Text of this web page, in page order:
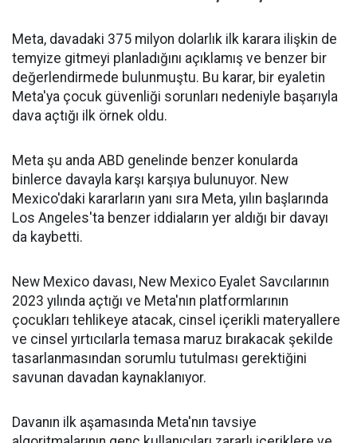
Meta, davadaki 375 milyon dolarlık ilk karara ilişkin de
temyize gitmeyi planladığını açıklamış ve benzer bir
değerlendirmede bulunmuştu. Bu karar, bir eyaletin
Meta'ya çocuk güvenliği sorunları nedeniyle başarıyla
dava açtığı ilk örnek oldu.
Meta şu anda ABD genelinde benzer konularda
binlerce davayla karşı karşıya bulunuyor. New
Mexico'daki kararların yanı sıra Meta, yılın başlarında
Los Angeles'ta benzer iddiaların yer aldığı bir davayı
da kaybetti.
New Mexico davası, New Mexico Eyalet Savcılarının
2023 yılında açtığı ve Meta'nın platformlarının
çocukları tehlikeye atacak, cinsel içerikli materyallere
ve cinsel yırtıcılarla temasa maruz bırakacak şekilde
tasarlanmasından sorumlu tutulması gerektiğini
savunan davadan kaynaklanıyor.
Davanın ilk aşamasında Meta'nın tavsiye